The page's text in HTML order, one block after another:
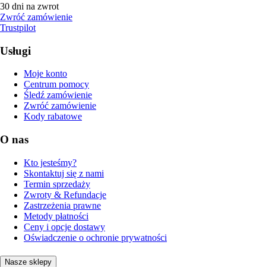
30 dni na zwrot
Zwróć zamówienie
Trustpilot
Usługi
Moje konto
Centrum pomocy
Śledź zamówienie
Zwróć zamówienie
Kody rabatowe
O nas
Kto jesteśmy?
Skontaktuj się z nami
Termin sprzedaży
Zwroty & Refundacje
Zastrzeżenia prawne
Metody płatności
Ceny i opcje dostawy
Oświadczenie o ochronie prywatności
Nasze sklepy